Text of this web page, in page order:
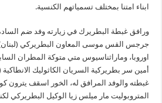
ابناء امتنا بمختلف تسمياتهم الكنسية.
ورافق غبطة البطريرك في زيارته وفد ضم
جرجس القس موسى المعاون البطريركي
اوروبا، وماراثناسيوس متي متوكة المطران
أمين سر بطريركية السريان الكاثوليك
غبطته والوفد المرافق له، الخور اسقف يترون
المتروبوليت مار ميلس زيا الوكيل البطريركي